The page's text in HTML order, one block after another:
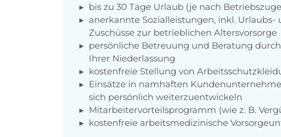
bis zu 30 Tage Urlaub (je nach
anerkannte Sozialleistungen, inkl.
Zuschüsse zur betrieblichen Altersvorsorge
persönliche Betreuung und Beratung
Ihrer Niederlassung
kostenfreie Stellung von
Einsätze in namhaften
sich persönlich weiterzuentwickeln
Mitarbeitervorteilsprogramm (wie z. B.
kostenfreie arbeitsmedizinische